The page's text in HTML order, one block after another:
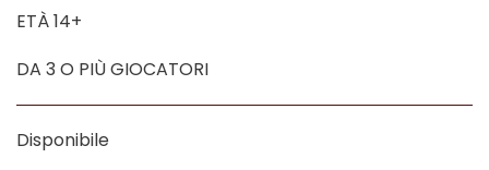
ETÀ 14+
DA 3 O PIÙ GIOCATORI
Disponibile